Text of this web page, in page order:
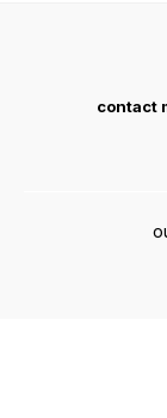
contact